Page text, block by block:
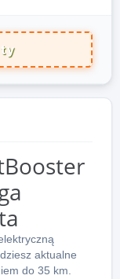
aktualne
do 35 km.